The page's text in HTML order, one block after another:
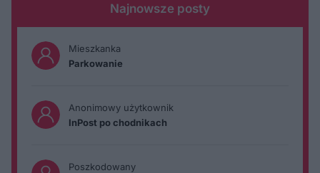
Najnowsze posty
Mieszkanka
Parkowanie
Anonimowy użytkownik
InPost po chodnikach
Poszkodowany